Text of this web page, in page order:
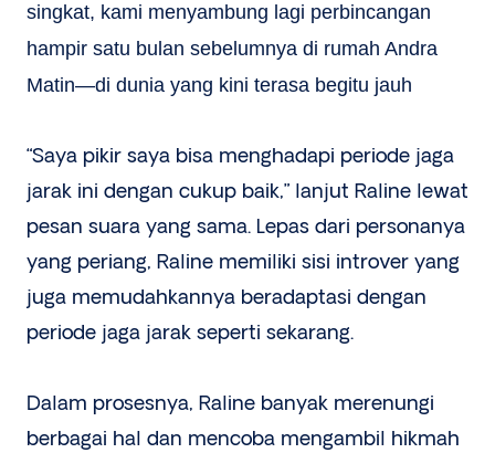
singkat, kami menyambung lagi perbincangan
hampir satu bulan sebelumnya di rumah Andra
Matin—di dunia yang kini terasa begitu jauh
“Saya pikir saya bisa menghadapi periode jaga
jarak ini dengan cukup baik,” lanjut Raline lewat
pesan suara yang sama. Lepas dari personanya
yang periang, Raline memiliki sisi introver yang
juga memudahkannya beradaptasi dengan
periode jaga jarak seperti sekarang.
Dalam prosesnya, Raline banyak merenungi
berbagai hal dan mencoba mengambil hikmah